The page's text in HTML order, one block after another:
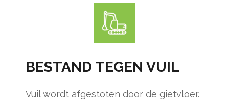
BESTAND TEGEN VUIL
Vuil wordt afgestoten door de gietvloer.